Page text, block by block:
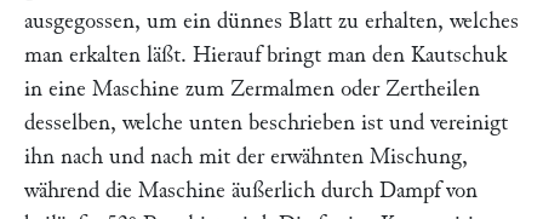
ausgegossen, um ein dünnes Blatt zu erhalten, welches
man erkalten läßt. Hierauf bringt man den Kautschuk
in eine Maschine zum Zermalmen oder Zertheilen
desselben, welche unten beschrieben ist und vereinigt
ihn nach und nach mit der erwähnten Mischung,
während die Maschine äußerlich durch Dampf von